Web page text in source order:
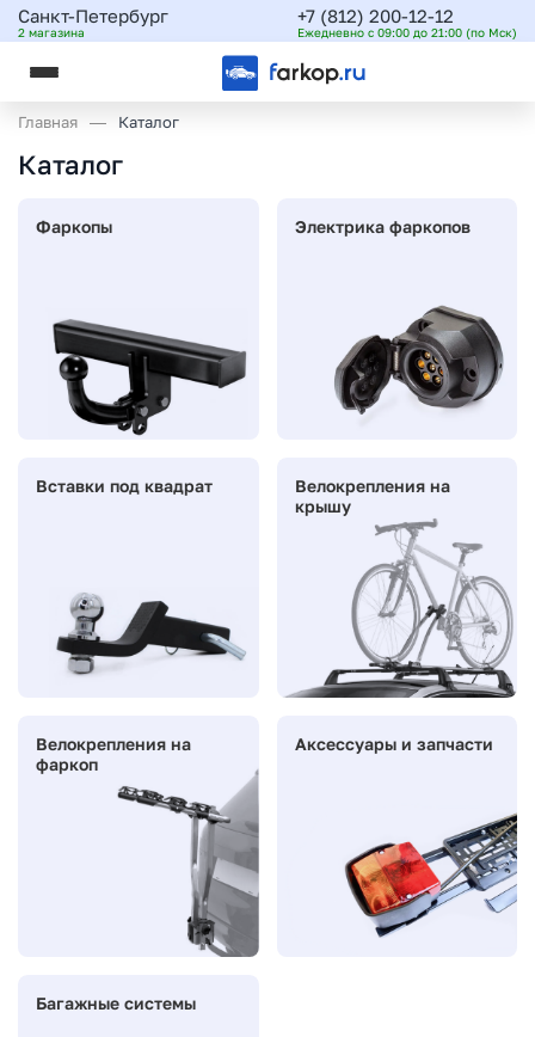
Санкт-Петербург
2 магазина
+7 (812) 200-12-12
Ежедневно с 09:00 до 21:00 (по Мск)
Главная Каталог
Каталог
Фаркопы Электрика фаркопов
Вставки под квадрат
Велокрепления на
крышу
Велокрепления на
фаркоп
Аксессуары и запчасти
Багажные системы